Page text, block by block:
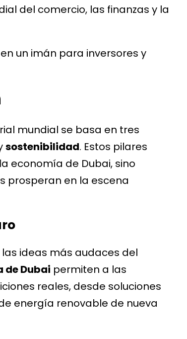
del comercio, las finanzas y la
un imán para inversores y
mundial se basa en tres
sostenibilidad. Estos pilares
economía de Dubai, sino
prosperan en la escena
ideas más audaces del
de Dubai permiten a las
reales, desde soluciones
energía renovable de nueva